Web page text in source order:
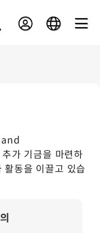
가 기금을 마련하
동을 이끌고 있습